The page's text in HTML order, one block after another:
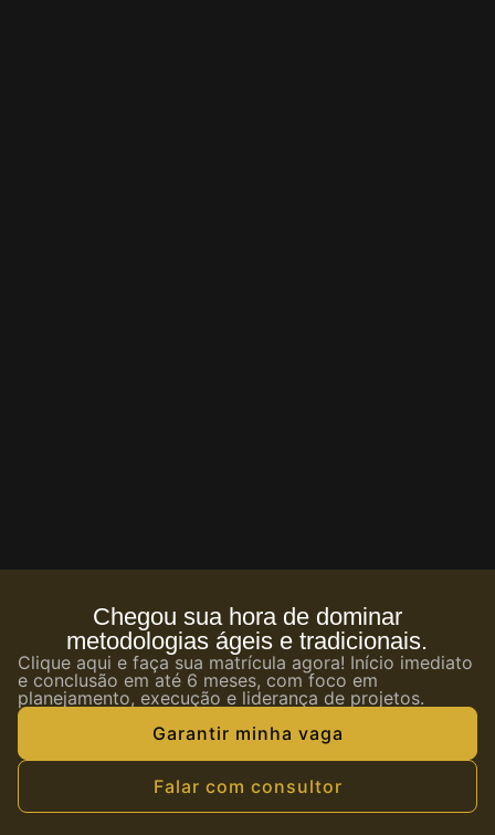
Chegou sua hora de dominar
metodologias ágeis e tradicionais.
Clique aqui e faça sua matrícula agora! Início imediato
e conclusão em até 6 meses, com foco em
planejamento, execução e liderança de projetos.
Garantir minha vaga
Falar com consultor